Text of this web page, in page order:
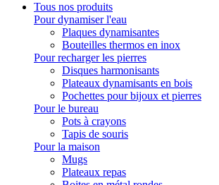
Tous nos produits
Pour dynamiser l'eau
Plaques dynamisantes
Bouteilles thermos en inox
Pour recharger les pierres
Disques harmonisants
Plateaux dynamisants en bois
Pochettes pour bijoux et pierres
Pour le bureau
Pots à crayons
Tapis de souris
Pour la maison
Mugs
Plateaux repas